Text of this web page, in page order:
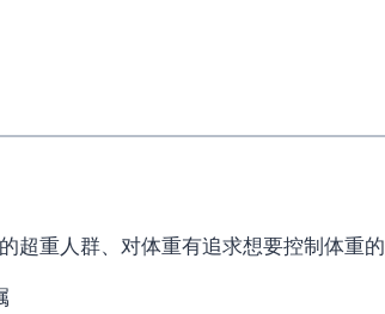
超重人群、对体重有追求想要控制体重